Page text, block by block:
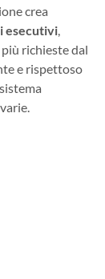
crea
esecutivi,
più richieste dal
e rispettoso